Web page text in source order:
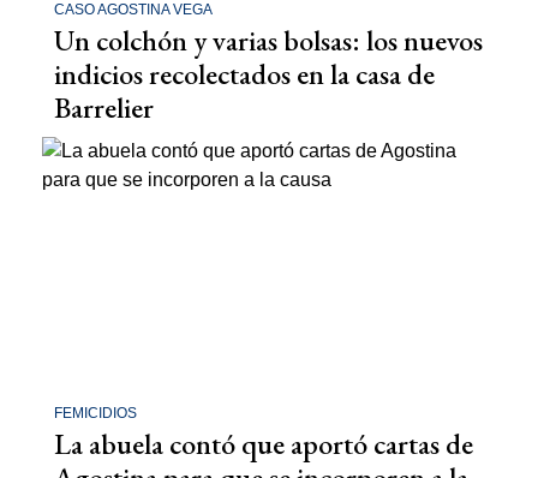
CASO AGOSTINA VEGA
Un colchón y varias bolsas: los nuevos
indicios recolectados en la casa de
Barrelier
FEMICIDIOS
La abuela contó que aportó cartas de